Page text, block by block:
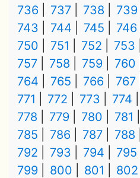
736
737 738 739
743
744 745 746
750
751 752 753
757
758 759 760
764
765 766 767
771
772 773 774
778
779 780 781
785
786 787 788
792
793 794 795
799
800 801 802